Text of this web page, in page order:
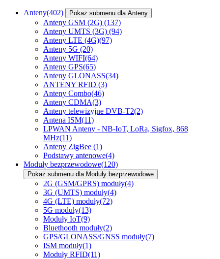
Anteny(402) Pokaż submenu dla Anteny
Anteny GSM (2G) (137)
Anteny UMTS (3G) (94)
Anteny LTE (4G)(97)
Anteny 5G (20)
Anteny WIFI(64)
Anteny GPS(65)
Anteny GLONASS(34)
ANTENY RFID (3)
Anteny Combo(46)
Anteny CDMA(3)
Anteny telewizyjne DVB-T2(2)
Antena ISM(11)
LPWAN Anteny - NB-IoT, LoRa, Sigfox, 868
MHz(11)
Anteny ZigBee (1)
Podstawy antenowe(4)
Moduły bezprzewodowe(120)
Pokaż submenu dla Moduły bezprzewodowe
2G (GSM/GPRS) moduły(4)
3G (UMTS) moduły(4)
4G (LTE) moduły(72)
5G moduły(13)
Moduły IoT(9)
Bluethooth moduły(2)
GPS/GLONASS/GNSS moduły(7)
ISM moduły(1)
Moduły RFID(11)